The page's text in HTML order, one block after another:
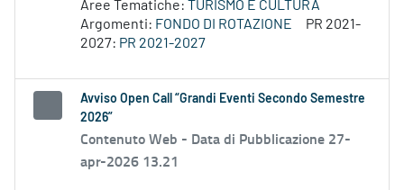
Aree Tematiche: TURISMO E CULTURA
Argomenti: FONDO DI ROTAZIONE
PR 2021-
2027: PR 2021-2027
Avviso Open Call “Grandi Eventi Secondo Semestre
2026”
Contenuto Web - Data di Pubblicazione 27-
apr-2026 13.21